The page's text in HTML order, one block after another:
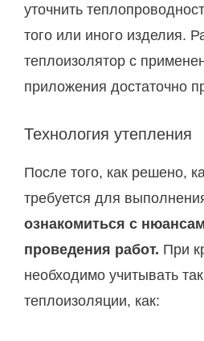
уточнить
того или иного изделия.
теплоизолятор с
приложения достаточно
Технология утепления
После того, как решено,
требуется для
ознакомиться с
проведения работ. При
необходимо учитывать
теплоизоляции, как: